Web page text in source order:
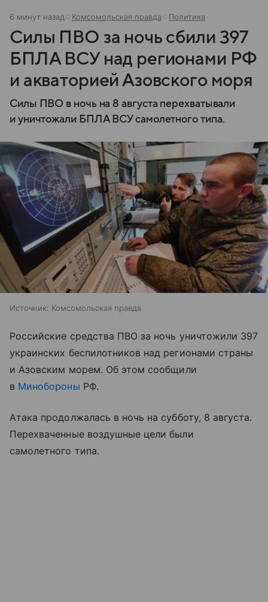
6 минут назад Комсомольская правда Политика
Силы ПВО за ночь сбили 397
БПЛА ВСУ над регионами РФ
и акваторией Азовского моря
Силы ПВО в ночь на 8 августа перехватывали
и уничтожали БПЛА ВСУ самолетного типа.
Источник: Комсомольская правда
Российские средства ПВО за ночь уничтожили 397
украинских беспилотников над регионами страны
и Азовским морем. Об этом сообщили
в Минобороны РФ.
Атака продолжалась в ночь на субботу, 8 августа.
Перехваченные воздушные цели были
самолетного типа.